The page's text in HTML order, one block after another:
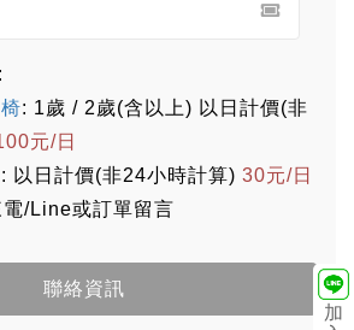
加
: 1歲 / 2歲(含以上) 以日計價(非
元/日
: 以日計價(非24小時計算) 30元/日
/Line或訂單留言
聯絡資訊